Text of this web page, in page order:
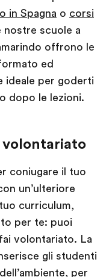
in Spagna o corsi
nostre scuole a
offrono le
ed
ideale per goderti
dopo le lezioni.
volontariato
coniugare il tuo
un’ulteriore
curriculum,
per te: puoi
volontariato. La
gli studenti
per